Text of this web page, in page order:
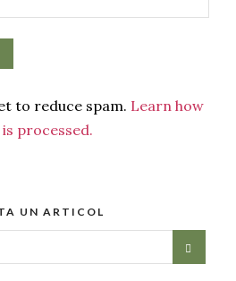
to reduce spam. Learn how
processed.
UN ARTICOL